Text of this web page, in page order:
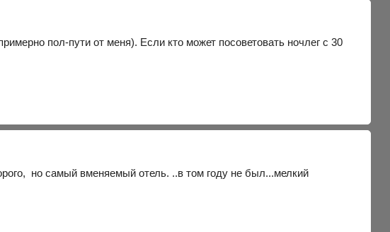
пол-пути от меня). Если кто может посоветовать ночлег с 30
но самый вменяемый отель. ..в том году не был...мелкий